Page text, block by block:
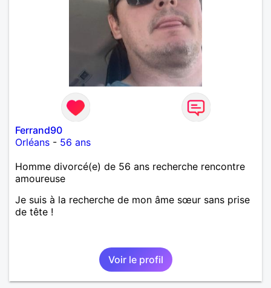
Ferrand90
Orléans - 56 ans
Homme divorcé(e) de 56 ans recherche rencontre
amoureuse
Je suis à la recherche de mon âme sœur sans prise
de tête !
Voir le profil